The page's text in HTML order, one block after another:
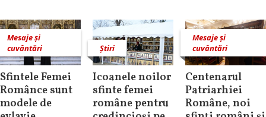
Mesaje și
cuvântări
Sfintele Femei
Românce sunt
modele de
Știri
Icoanele noilor
sfinte femei
române pentru
Mesaje și
cuvântări
Centenarul
Patriarhiei
Române, noi